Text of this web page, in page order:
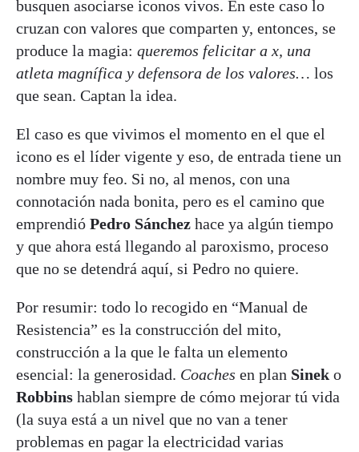
busquen asociarse iconos vivos. En este caso lo
cruzan con valores que comparten y, entonces, se
produce la magia: queremos felicitar a x, una
atleta magnífica y defensora de los valores… los
que sean. Captan la idea.
El caso es que vivimos el momento en el que el
icono es el líder vigente y eso, de entrada tiene un
nombre muy feo. Si no, al menos, con una
connotación nada bonita, pero es el camino que
emprendió Pedro Sánchez hace ya algún tiempo
y que ahora está llegando al paroxismo, proceso
que no se detendrá aquí, si Pedro no quiere.
Por resumir: todo lo recogido en “Manual de
Resistencia” es la construcción del mito,
construcción a la que le falta un elemento
esencial: la generosidad. Coaches en plan Sinek o
Robbins hablan siempre de cómo mejorar tú vida
(la suya está a un nivel que no van a tener
problemas en pagar la electricidad varias